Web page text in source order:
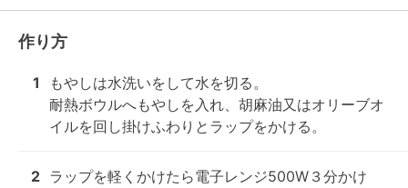
作り方
1
もやしは水洗いをして水を切る。
耐熱ボウルへもやしを入れ、胡麻油又はオリーブオ
イルを回し掛けふわりとラップをかける。
2 ラップを軽くかけたら電子レンジ500W３分かけ